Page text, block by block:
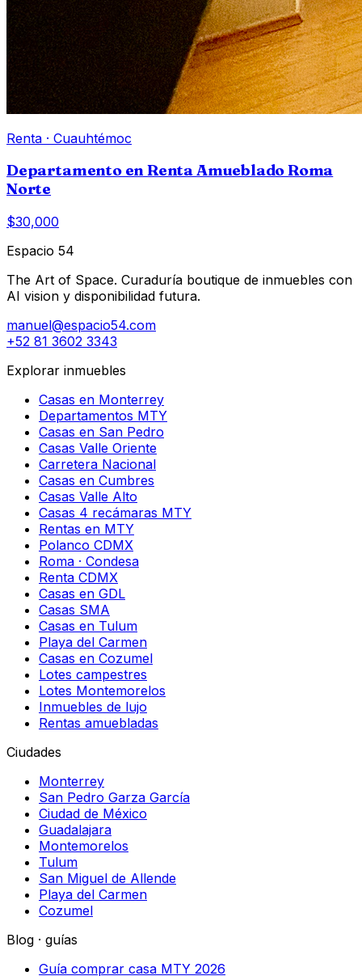
Renta · Cuauhtémoc
Departamento en Renta Amueblado Roma
Norte
$30,000
Espacio 54
The Art of Space. Curaduría boutique de inmuebles con
AI vision y disponibilidad futura.
manuel@espacio54.com
+52 81 3602 3343
Explorar inmuebles
Casas en Monterrey
Departamentos MTY
Casas en San Pedro
Casas Valle Oriente
Carretera Nacional
Casas en Cumbres
Casas Valle Alto
Casas 4 recámaras MTY
Rentas en MTY
Polanco CDMX
Roma · Condesa
Renta CDMX
Casas en GDL
Casas SMA
Casas en Tulum
Playa del Carmen
Casas en Cozumel
Lotes campestres
Lotes Montemorelos
Inmuebles de lujo
Rentas amuebladas
Ciudades
Monterrey
San Pedro Garza García
Ciudad de México
Guadalajara
Montemorelos
Tulum
San Miguel de Allende
Playa del Carmen
Cozumel
Blog · guías
Guía comprar casa MTY 2026